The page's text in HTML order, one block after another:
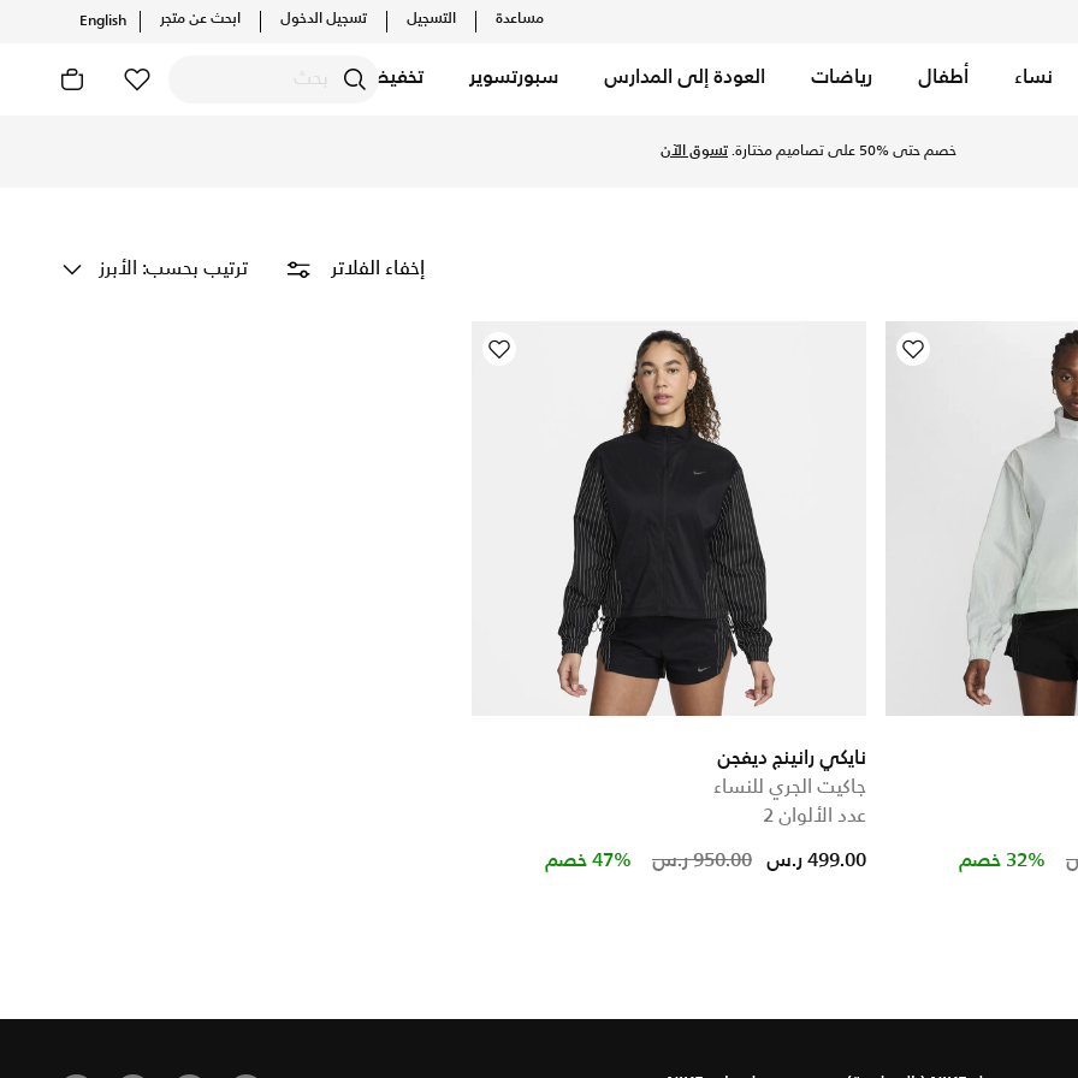
مساعدة التسجيل تسجيل الدخول ابحث عن متجر English
نساء أطفال رياضات العودة إلى المدارس سبورتسوير تخفيضات
خصم حتى %50 على تصاميم مختارة. تسوق الآن
ترتيب بحسب: الأبرز
Price
to 32% خصم
نايكي رانينج ديفجن
جاكيت الجري للنساء
عدد الألوان 2
Price reduced from
950.00 ر.س to 499.00 ر.س 47% خصم